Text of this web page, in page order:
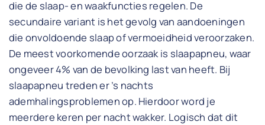
die de slaap- en waakfuncties regelen. De
secundaire variant is het gevolg van aandoeningen
die onvoldoende slaap of vermoeidheid veroorzaken.
De meest voorkomende oorzaak is slaapapneu, waar
ongeveer 4% van de bevolking last van heeft. Bij
slaapapneu treden er ’s nachts
ademhalingsproblemen op. Hierdoor word je
meerdere keren per nacht wakker. Logisch dat dit